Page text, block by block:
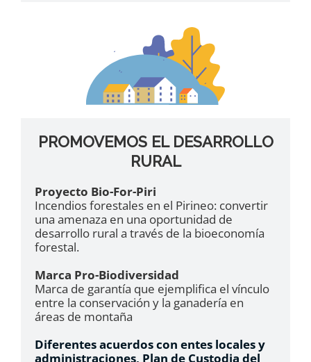
PROMOVEMOS EL DESARROLLO
RURAL
Proyecto Bio-For-Piri
Incendios forestales en el Pirineo: convertir
una amenaza en una oportunidad de
desarrollo rural a través de la bioeconomía
forestal.
Marca Pro-Biodiversidad
Marca de garantía que ejemplifica el vínculo
entre la conservación y la ganadería en
áreas de montaña
Diferentes acuerdos con entes locales y
administraciones, Plan de Custodia del